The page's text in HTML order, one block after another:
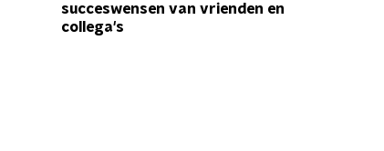
succeswensen van vrienden en
collega's